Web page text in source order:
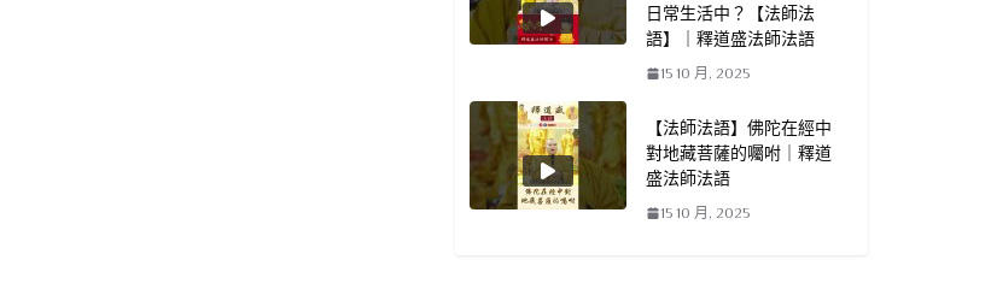
日常生活中？【法師法
語】｜釋道盛法師法語
15 10 月, 2025
【法師法語】佛陀在經中
對地藏菩薩的囑咐｜釋道
盛法師法語
15 10 月, 2025